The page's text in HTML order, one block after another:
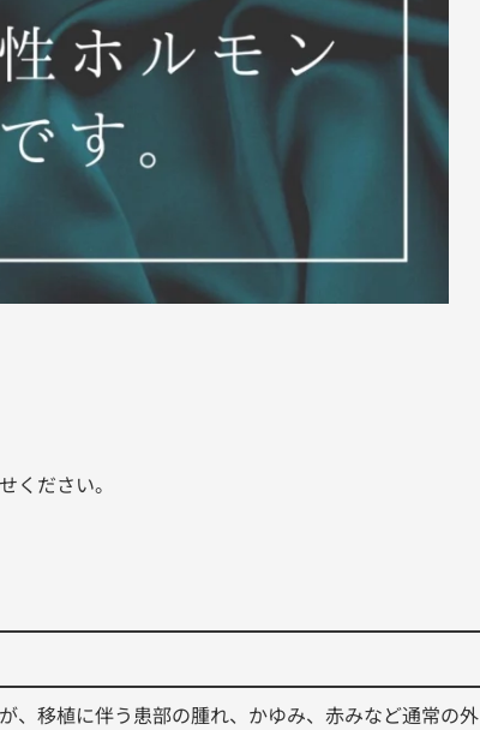
ください。
、移植に伴う患部の腫れ、かゆみ、赤みなど通常の外